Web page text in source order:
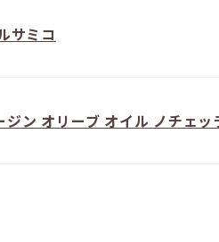
サミコ
ジン オリーブ オイル ノチェッ